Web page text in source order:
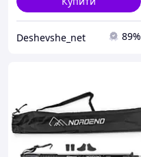
Deshevshe_net 89%